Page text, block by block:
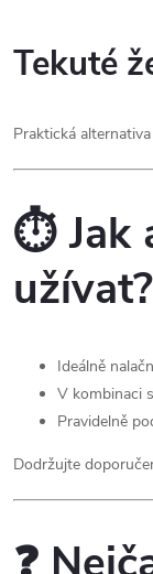
Tekuté
Praktická
⏱️ Jak
užívat?
Ideálně
V kombinaci
Pravidelně
Dodržujte